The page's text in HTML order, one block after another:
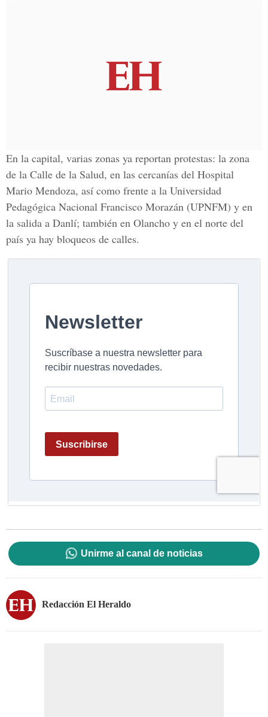
En la capital, varias zonas ya reportan protestas: la zona
de la Calle de la Salud, en las cercanías del Hospital
Mario Mendoza, así como frente a la Universidad
Pedagógica Nacional Francisco Morazán (UPNFM) y en
la salida a Danlí; también en Olancho y en el norte del
país ya hay bloqueos de calles.
Unirme al canal de noticias
Redacción El Heraldo